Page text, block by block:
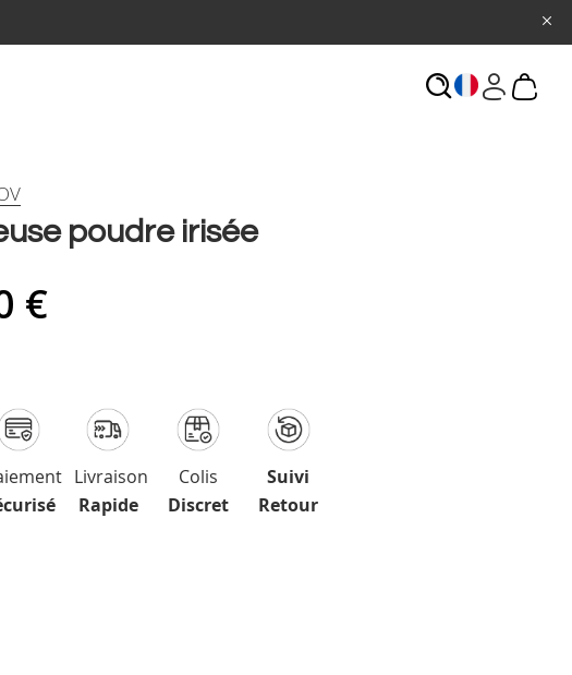
poudre irisée
€
Livraison
Rapide
Colis
Discret
Suivi
Retour